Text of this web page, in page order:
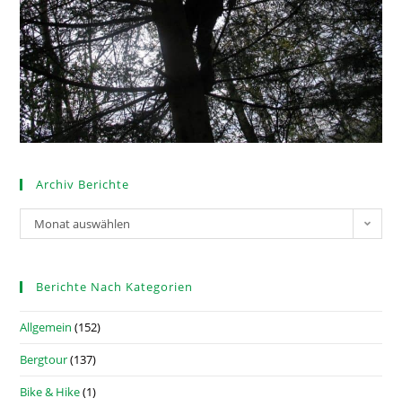
Archiv Berichte
Monat auswählen
Berichte Nach Kategorien
Allgemein (152)
Bergtour(137)
Bike & Hike(1)